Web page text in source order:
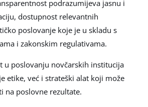
podrazumijeva jasnu i
dostupnost relevantnih
poslovanje koje je u skladu s
i zakonskim regulativama.
u poslovanju novčarskih institucija
etike, već i strateški alat koji može
na poslovne rezultate.